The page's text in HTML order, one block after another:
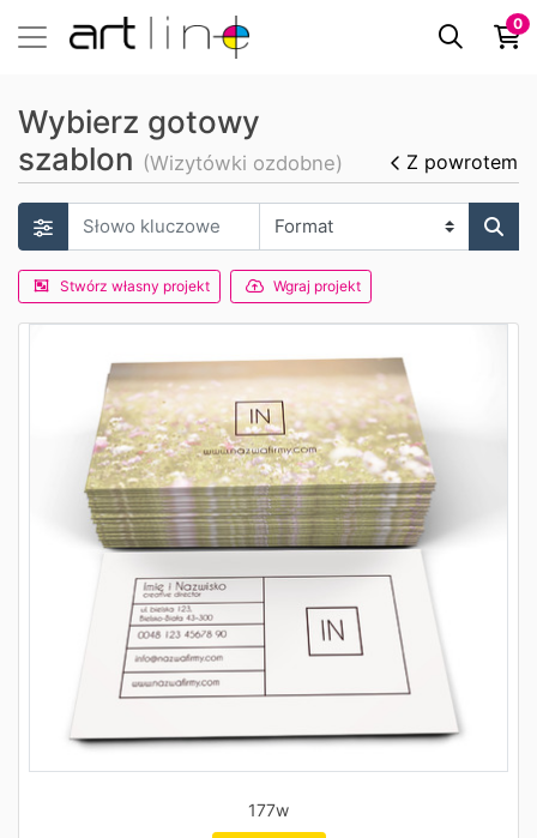
0
Wybierz gotowy
szablon (Wizytówki ozdobne) Z powrotem
Stwórz własny projekt Wgraj projekt
177w